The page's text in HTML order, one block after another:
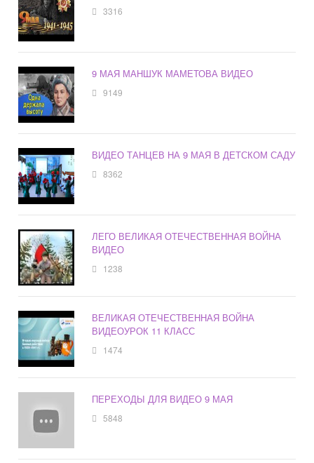
3316
9 МАЯ МАНШУК МАМЕТОВА ВИДЕО
9149
ВИДЕО ТАНЦЕВ НА 9 МАЯ В ДЕТСКОМ САДУ
8362
ЛЕГО ВЕЛИКАЯ ОТЕЧЕСТВЕННАЯ ВОЙНА
ВИДЕО
1238
ВЕЛИКАЯ ОТЕЧЕСТВЕННАЯ ВОЙНА
ВИДЕОУРОК 11 КЛАСС
1474
ПЕРЕХОДЫ ДЛЯ ВИДЕО 9 МАЯ
5848